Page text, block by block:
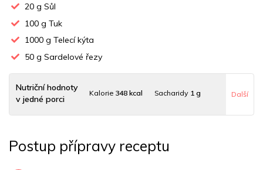
20 g Sůl
100 g Tuk
1000 g Telecí kýta
50 g Sardelové řezy
Nutriční hodnoty
v jedné porci
Kalorie 348 kcal Sacharidy 1 g
Uhlovodany 0 g Cholesterol273 mg
Další
Postup přípravy receptu